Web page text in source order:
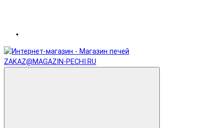
ZAKAZ@MAGAZIN-PECHI.RU